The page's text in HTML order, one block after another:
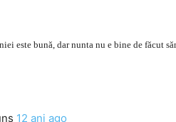
este bună, dar nunta nu e bine de făcut
12 ani ago